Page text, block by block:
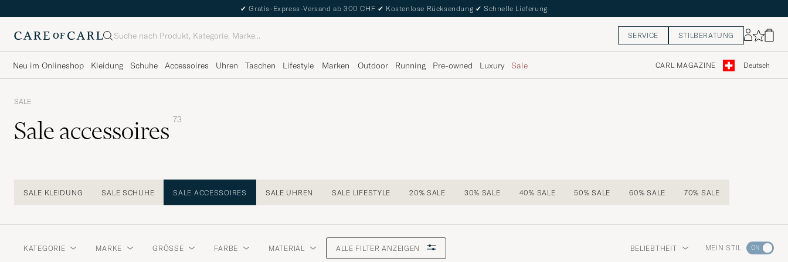
✔ Gratis-Express-Versand ab 300 CHF ✔ Kostenlose Rücksendung ✔ Schnelle Lieferung
Suche SERVICE STILBERATUNG
Neu im Onlineshop Kleidung Schuhe Accessoires Uhren Taschen Lifestyle Marken Outdoor Running Pre-owned Luxury Sale CARL MAGAZINE Deutsch
SALE
Sale accessoires 73
SALE KLEIDUNG SALE SCHUHE SALE ACCESSOIRES SALE UHREN SALE LIFESTYLE 20% SALE 30% SALE 40% SALE 50% SALE 60% SALE 70% SALE
KATEGORIE MARKE GRÖSSE FARBE MATERIAL ALLE FILTER ANZEIGEN BELIEBTHEIT MEIN STIL Wechseln